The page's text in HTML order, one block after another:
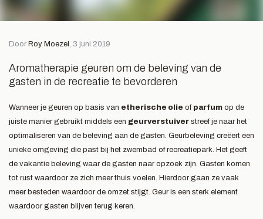
Door Roy Moezel , 3 juni 2019
Aromatherapie geuren om de beleving van de
gasten in de recreatie te bevorderen
Wanneer je geuren op basis van etherische olie of parfum op de
juiste manier gebruikt middels een geurverstuiver streef je naar het
optimaliseren van de beleving aan de gasten. Geurbeleving creëert een
unieke omgeving die past bij het zwembad of recreatiepark. Het geeft
de vakantie beleving waar de gasten naar opzoek zijn. Gasten komen
tot rust waardoor ze zich meer thuis voelen. Hierdoor gaan ze vaak
meer besteden waardoor de omzet stijgt. Geur is een sterk element
waardoor gasten blijven terug keren.